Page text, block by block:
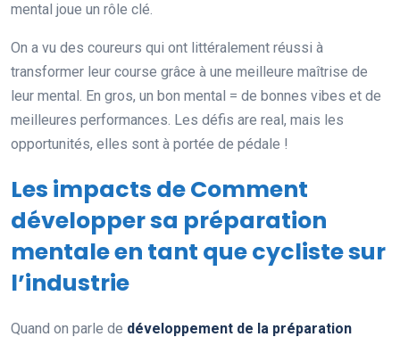
mental joue un rôle clé.
On a vu des coureurs qui ont littéralement réussi à
transformer leur course grâce à une meilleure maîtrise de
leur mental. En gros, un bon mental = de bonnes vibes et de
meilleures performances. Les défis are real, mais les
opportunités, elles sont à portée de pédale !
Les impacts de Comment
développer sa préparation
mentale en tant que cycliste sur
l’industrie
Quand on parle de développement de la préparation